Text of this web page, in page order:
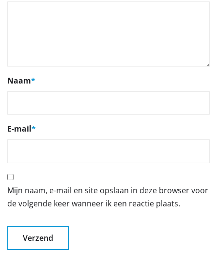
Naam*
E-mail*
Mijn naam, e-mail en site opslaan in deze browser voor
de volgende keer wanneer ik een reactie plaats.